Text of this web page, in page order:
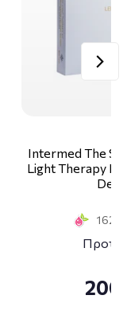
Intermed The
Light Therapy
162